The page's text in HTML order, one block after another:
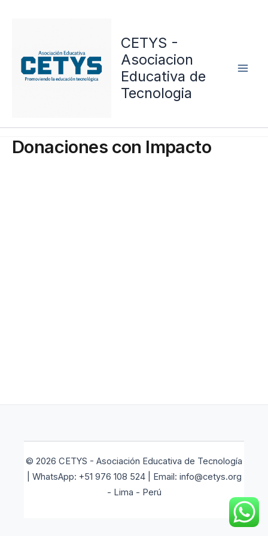
CETYS -
Asociacion
Educativa de
Tecnologia
Donaciones con Impacto
© 2026 CETYS - Asociación Educativa de Tecnología
| WhatsApp: +51 976 108 524 | Email: info@cetys.org
- Lima - Perú